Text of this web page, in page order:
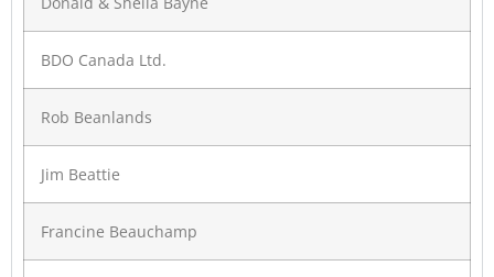
BDO Canada Ltd.
Rob Beanlands
Jim Beattie
Francine Beauchamp